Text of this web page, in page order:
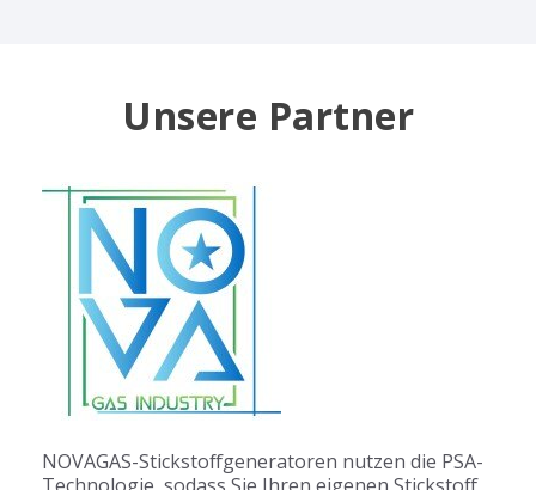
Unsere Partner
NOVAGAS-Stickstoffgeneratoren nutzen die PSA-